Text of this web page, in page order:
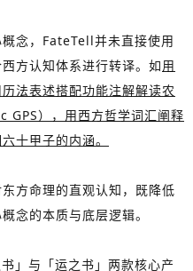
念，FateTell并未直接使用
方认知体系进行转译。如用
法表述搭配功能注解解读农
GPS），用西方哲学词汇阐释
十甲子的内涵。
方命理的直观认知，既降低
念的本质与底层逻辑。
」与「运之书」两款核心产